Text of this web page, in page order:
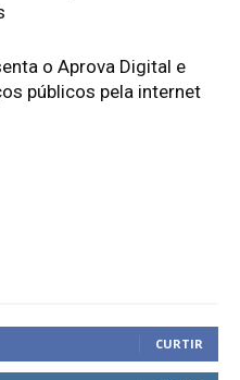
o Aprova Digital e
públicos pela internet
CURTIR